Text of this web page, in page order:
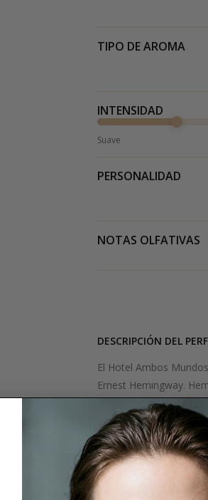
TIPO DE AROMA
INTENSIDAD
Suave
PERSONALIDAD
NOTAS OLFATIVAS
DESCRIPCIÓN DEL
El Hotel Ambos
Ernest Hemingway.
alguien detrás de las
desde la calle con un
bufanda de colores,
de aroma y encanto.
llamada Leonella. La
permaneció para